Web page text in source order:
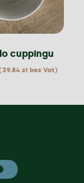
cuppingu
39.84 zł bez Vat)